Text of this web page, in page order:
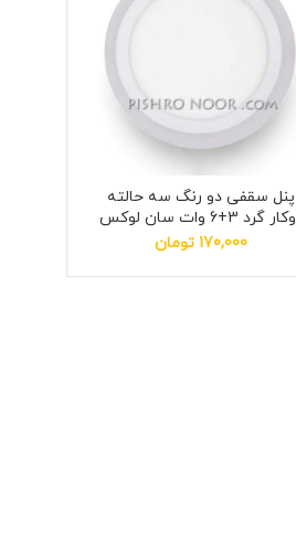
پنل سقفی دو رنگ سه حالته
گرد 3+6 وات سان لوکس
170,000 تومان